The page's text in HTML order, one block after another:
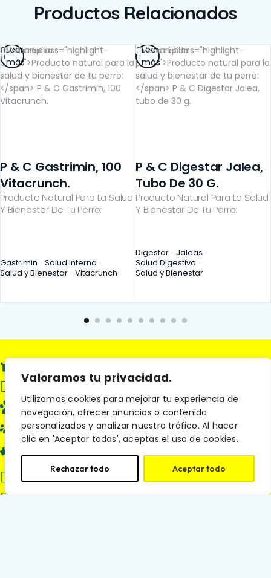
Valoramos tu privacidad.
Utilizamos cookies para mejorar tu experiencia de
navegación, ofrecer anuncios o contenido
personalizados y analizar nuestro tráfico. Al hacer
clic en 'Aceptar todas', aceptas el uso de cookies.
Rechazar todo Aceptar todo
Productos Relacionados
Vista rápida
Producto Natural Para La Salud
Y Bienestar De Tu Perro:
P & C Gastrimin, 100
Vitacrunch.
Gastrimin
Salud Interna
Salud y Bienestar
Vitacrunch
Leer
más
Vista rápida
Producto Natural Para La Salud
Y Bienestar De Tu Perro:
P & C Digestar Jalea,
Tubo De 30 G.
Digestar
Jaleas
Salud Digestiva
Salud y Bienestar
Leer
más
Gatos
Nosotros